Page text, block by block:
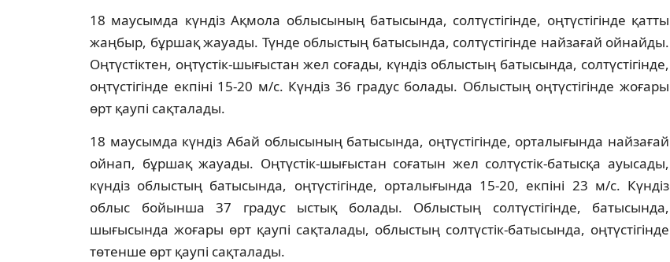
18 маусымда күндіз Ақмола облысының батысында, солтүстігінде, оңтүстігінде қатты
жаңбыр, бұршақ жауады. Түнде облыстың батысында, солтүстігінде найзағай ойнайды.
Оңтүстіктен, оңтүстік-шығыстан жел соғады, күндіз облыстың батысында, солтүстігінде,
оңтүстігінде екпіні 15-20 м/с. Күндіз 36 градус болады. Облыстың оңтүстігінде жоғары
өрт қаупі сақталады.
18 маусымда күндіз Абай облысының батысында, оңтүстігінде, орталығында найзағай
ойнап, бұршақ жауады. Оңтүстік-шығыстан соғатын жел солтүстік-батысқа ауысады,
күндіз облыстың батысында, оңтүстігінде, орталығында 15-20, екпіні 23 м/с. Күндіз
облыс бойынша 37 градус ыстық болады. Облыстың солтүстігінде, батысында,
шығысында жоғары өрт қаупі сақталады, облыстың солтүстік-батысында, оңтүстігінде
төтенше өрт қаупі сақталады.